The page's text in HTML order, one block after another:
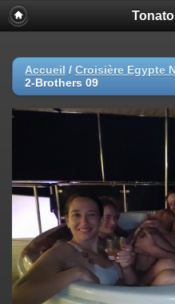
Accueil / Croisière Egypte
2-Brothers 09